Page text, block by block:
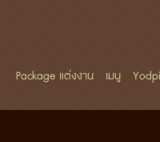
Package แต่งงาน เมนู